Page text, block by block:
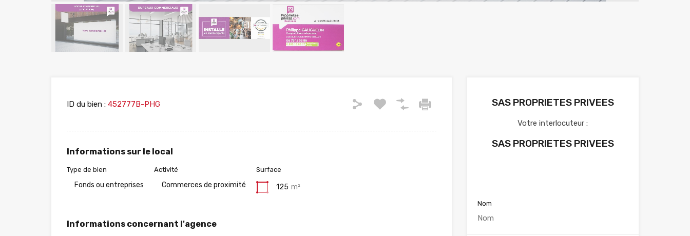
ID du bien : 452777B-PHG
Informations sur le local
Type de bien
Fonds ou entreprises
Activité
Commerces de proximité
Surface
125 m²
Informations concernant l'agence
SAS PROPRIETES PRIVEES
Votre interlocuteur :
SAS PROPRIETES PRIVEES
Nom